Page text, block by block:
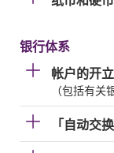
银行体系
帐户的开
（包括有关
「自动交